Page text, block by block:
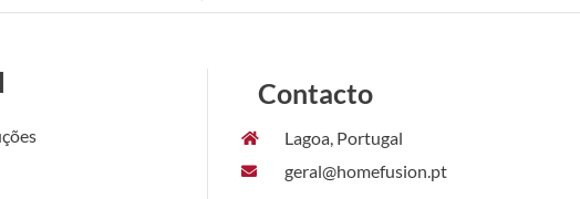
Contacto
Lagoa, Portugal
geral@homefusion.pt